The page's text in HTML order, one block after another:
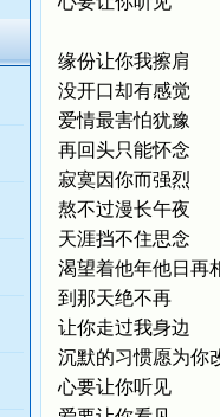
缘份让你我擦肩
没开口却有感觉
爱情最害怕犹豫
再回头只能怀念
寂寞因你而强烈
熬不过漫长午夜
天涯挡不住思念
渴望着他年他日再
到那天绝不再
让你走过我身边
沉默的习惯愿为你
心要让你听见